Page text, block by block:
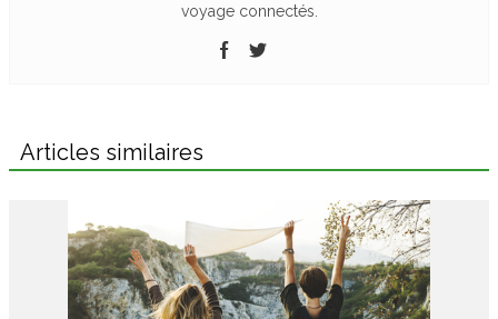
voyage connectés.
Articles similaires